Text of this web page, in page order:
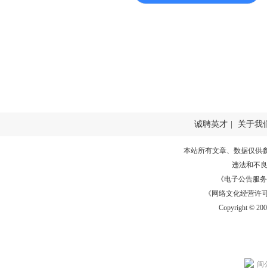
诚聘英才 关于我
本站所有文章、数据仅供
违法和不
《电子公告服务
《网络文化经营许
Copyright ©
闽